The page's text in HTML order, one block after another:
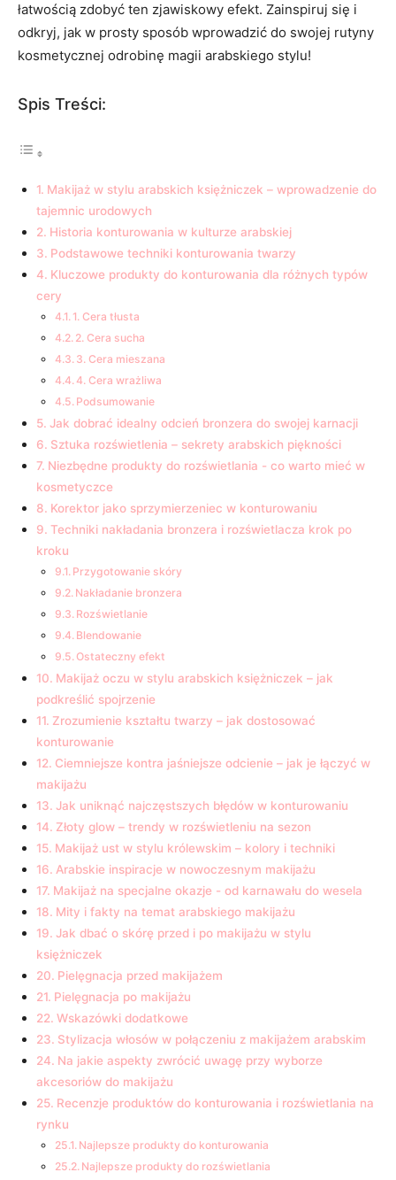
łatwością zdobyć‌ ten ‌zjawiskowy efekt. Zainspiruj się i
odkryj, ⁣jak ‌w prosty ⁢sposób wprowadzić ⁣do swojej rutyny
kosmetycznej odrobinę magii arabskiego stylu!
Spis Treści:
Makijaż w stylu arabskich księżniczek – wprowadzenie do
tajemnic urodowych
Historia konturowania w kulturze​ arabskiej
Podstawowe techniki konturowania‌ twarzy
Kluczowe produkty‌ do ⁢konturowania⁢ dla różnych typów
cery
1. Cera tłusta
2. ‍Cera⁢ sucha
3. Cera mieszana
4. ‍Cera wrażliwa
Podsumowanie
Jak dobrać idealny odcień ​bronzera do swojej karnacji
Sztuka rozświetlenia – sekrety arabskich piękności
Niezbędne produkty do​ rozświetlania ⁣- ⁣co warto mieć w
kosmetyczce
Korektor jako sprzymierzeniec w ⁢konturowaniu
Techniki nakładania bronzera i rozświetlacza ‌krok po
⁢kroku
Przygotowanie‌ skóry
Nakładanie bronzera
Rozświetlanie
Blendowanie
Ostateczny efekt
Makijaż oczu w stylu arabskich księżniczek – jak
podkreślić spojrzenie
Zrozumienie kształtu twarzy – jak dostosować
konturowanie
Ciemniejsze kontra⁢ jaśniejsze odcienie – jak‌ je łączyć w⁣
makijażu
Jak uniknąć ‌najczęstszych ​błędów w konturowaniu
Złoty glow – trendy w ⁢rozświetleniu na sezon
Makijaż ust w stylu królewskim – kolory i techniki
Arabskie inspiracje w nowoczesnym makijażu
Makijaż na⁢ specjalne okazje ‍-‍ od ⁣karnawału do ⁢wesela
Mity i fakty‍ na temat⁣ arabskiego⁣ makijażu
Jak dbać‍ o⁤ skórę przed i po ⁣makijażu w stylu
księżniczek
Pielęgnacja‌ przed makijażem
Pielęgnacja po makijażu
Wskazówki dodatkowe
Stylizacja włosów w połączeniu z makijażem arabskim
Na jakie aspekty zwrócić uwagę przy wyborze
akcesoriów​ do makijażu
Recenzje produktów do konturowania i‍ rozświetlania na
rynku
Najlepsze produkty do konturowania
Najlepsze produkty do rozświetlania